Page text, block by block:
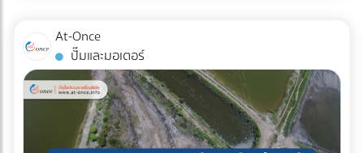
ความเสี่ยงที่คุ้มค่า: ลดอัตราของเสีย (Zero False Reject):
ป้องกันปัญหาสินค้าไม่ได้สเปก (Out of Spec) เมื่อมาถึงโรงงาน
ซึ่งหากสีหรือกลิ่นเพี้ยนไป ฝ่าย QA/QC จะต้องตีกลับสินค้าทั้ง
แบตช์ ทำให้เสียทั้งเงินและเวลา ความเสถียรของผลิตภัณฑ์
(Product Consistency): การใช้วัตถุดิบที่คุณภาพคงที่ ช่วยให้
โรงงานควบคุมมาตรฐานของสินค้าสำเร็จรูป (End-product) ได้
ง่ายขึ้น ไม่ว่าจะเป็นเครื่องดื่มบรรจุขวด หรือเบเกอรี่ สีและรสชาติ
เหมาคันสำหรับทริปต่อไปอยู่หรือเปล่า? เปรียบเทียบราคาและ
ค้นหาบริษัทให้ เช่ารถบัสนิติบุคคล ที่เชื่อถือได้ ออกใบกำกับภาษี
ได้ 100% บนแพลตฟอร์ม At-Once ได้เลย
มาใช้ระบบรถลำเลียงอัตโนมัติ (AGV) การนำรถลำเลียงสินค้า
อัตโนมัติ (AGV) เข้ามาใช้วิ่งส่งของในคลังสินค้าช่วยลดแรงงาน
ได้มหาศาล แต่เนื่องจากหุ่นยนต์ประเภทนี้มีการเคลื่อนที่ตลอด
เวลา การเตรียมพื้นที่จึงต้องรัดกุมเป็นพิเศษ: เคลียร์สิ่งกีดขวาง
และทำพื้นผิวให้เรียบ: ระบบนำทาง AGV ไม่ว่าจะเป็นแบบแถบแม่
เหล็กหรือระบบนำทางด้วยเลเซอร์ (LiDAR) จะทำงานได้ดีที่สุดบน
At-Once
ปั๊มและมอเตอร์